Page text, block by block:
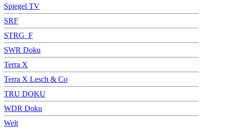
Spiegel TV
SRF
STRG_F
SWR Doku
Terra X
Terra X Lesch & Co
TRU DOKU
WDR Doku
Welt